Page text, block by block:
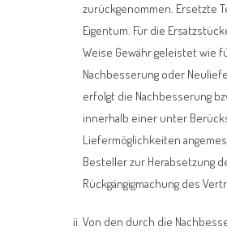
zurückgenommen. Ersetzte
Eigentum. Für die
Weise Gewähr geleistet wie
Nachbesserung oder
erfolgt die Nachbesserung
innerhalb einer unter
Liefermöglichkeiten
Besteller zur Herabsetzung
Rückgängigmachung des
Von den durch die